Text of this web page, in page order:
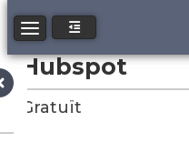
Toggle navigation
Hubspot
Gratuït